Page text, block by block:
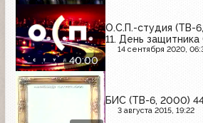
40:00
О.С.П.-студия (ТВ-
11. День
14 сентября 2020,
БИС (ТВ-6, 2000)
3 августа 2015, 19:22